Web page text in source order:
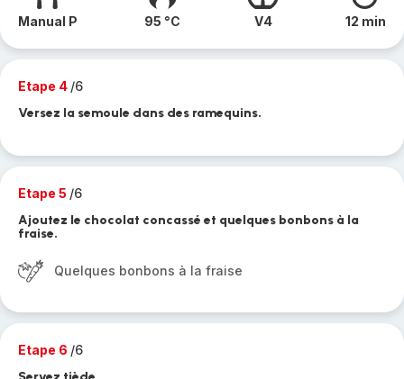
Manual P 95 °C V4 12 min
Etape 4 /6
Versez la semoule dans des ramequins.
Etape 5 /6
Ajoutez le chocolat concassé et quelques bonbons à la
fraise.
Quelques bonbons à la fraise
Etape 6 /6